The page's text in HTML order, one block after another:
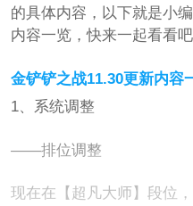
的具体内容，以下就是小
内容一览，快来一起看看吧
金铲铲之战11.30更新内容
1、系统调整
——排位调整
现在在【超凡大师】段位